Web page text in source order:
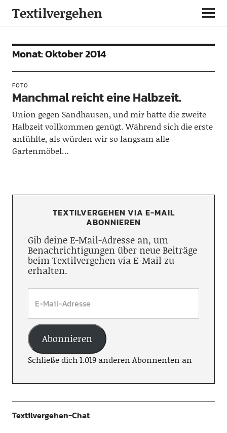
Textilvergehen
Monat:Oktober 2014
FOTO
Manchmal reicht eine Halbzeit.
Union gegen Sandhausen, und mir hätte die zweite
Halbzeit vollkommen genügt. Während sich die erste
anfühlte, als würden wir so langsam alle
Gartenmöbel…
TEXTILVERGEHEN VIA E-MAIL
ABONNIEREN
Gib deine E-Mail-Adresse an, um
Benachrichtigungen über neue Beiträge
beim Textilvergehen via E-Mail zu
erhalten.
Abonnieren
Schließe dich 1.019 anderen Abonnenten an
Textilvergehen-Chat